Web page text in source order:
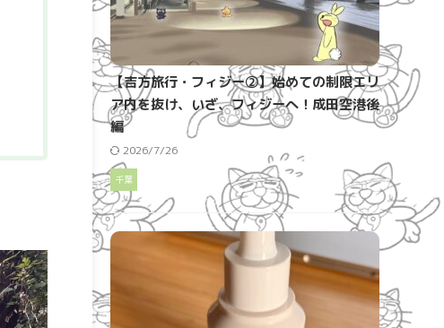
【吉方旅行・フィジー②】始めての制限エリ
ア内を抜け、いざ、フィジーへ！成田空港後
編
2026/7/26
千葉